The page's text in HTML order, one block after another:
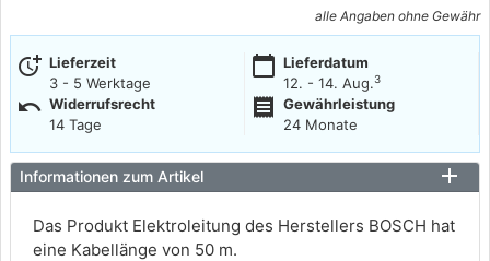
alle Angaben ohne Gewähr
more_time Lieferzeit
3 - 5 Werktage
calendar_today Lieferdatum
12. - 14. Aug.3
undo Widerrufsrecht
14 Tage
receipt
Gewährleistung
24 Monate
Informationen zum Artikel
Das Produkt Elektroleitung des Herstellers BOSCH hat
eine Kabellänge von 50 m.